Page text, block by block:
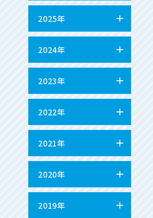
2025年
2024年
2023年
2022年
2021年
2020年
2019年